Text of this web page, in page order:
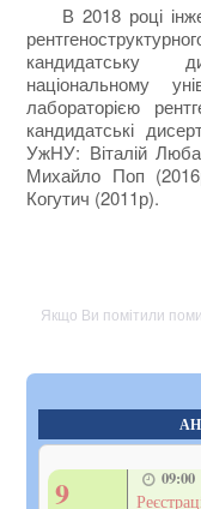
В 2018 році
кандидатську
національному
лабораторією
кандидатські
УжНУ: Віталій
Михайло Поп
Когутич (2011р).
Якщо Ви помітили
9 09:00